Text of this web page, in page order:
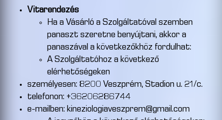
Vitarendezés
Ha a Vásárló a Szolgáltatóval szemben
panaszt szeretne benyújtani, akkor a
panaszával a következőkhöz fordulhat:
A Szolgáltatóhoz a következő
elérhetőségeken
személyesen: 8200 Veszprém, Stadion u. 21/c.
telefonon: +36206286744
e-mailben: kineziologiaveszprem@gmail.com